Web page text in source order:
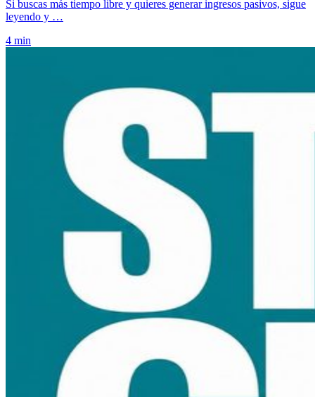
Si buscas más tiempo libre y quieres generar ingresos pasivos, sigue
leyendo y …
4 min